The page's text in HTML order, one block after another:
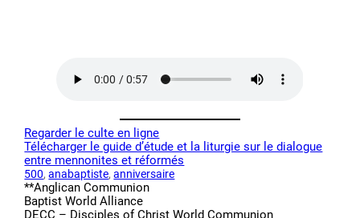
Regarder le culte en ligne
Télécharger le guide d’étude et la liturgie sur le dialogue
entre mennonites et réformés
500, anabaptiste, anniversaire
**Anglican Communion
Baptist World Alliance
DECC – Disciples of Christ World Communion